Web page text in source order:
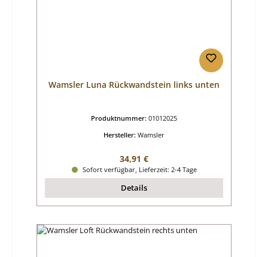
Wamsler Luna Rückwandstein links unten
Produktnummer: 01012025
Hersteller: Wamsler
Regulärer Preis:
34,91 €
Sofort verfügbar, Lieferzeit: 2-4 Tage
Details